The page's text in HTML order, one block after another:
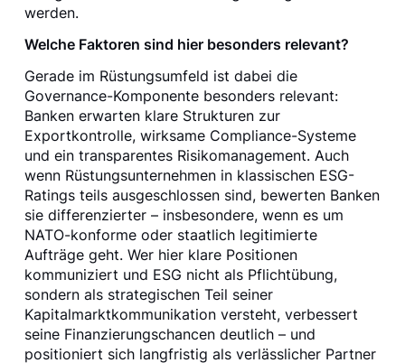
werden.
Welche Faktoren sind hier besonders relevant?
Gerade im Rüstungsumfeld ist dabei die
Governance-Komponente besonders relevant:
Banken erwarten klare Strukturen zur
Exportkontrolle, wirksame Compliance-Systeme
und ein transparentes Risikomanagement. Auch
wenn Rüstungsunternehmen in klassischen ESG-
Ratings teils ausgeschlossen sind, bewerten Banken
sie differenzierter – insbesondere, wenn es um
NATO-konforme oder staatlich legitimierte
Aufträge geht. Wer hier klare Positionen
kommuniziert und ESG nicht als Pflichtübung,
sondern als strategischen Teil seiner
Kapitalmarktkommunikation versteht, verbessert
seine Finanzierungschancen deutlich – und
positioniert sich langfristig als verlässlicher Partner